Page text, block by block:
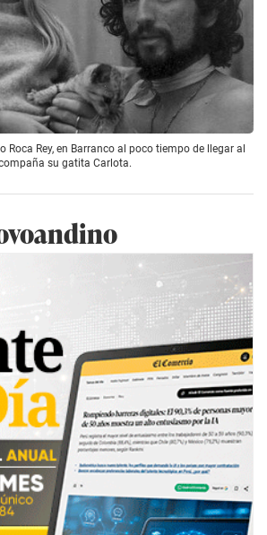
Roca Rey, en Barranco al poco tiempo de llegar al
su gatita Carlota.